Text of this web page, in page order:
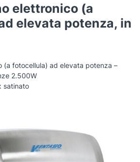
elettronico (a
elevata potenza, in
(a fotocellula) ad elevata potenza –
2.500W
satinato